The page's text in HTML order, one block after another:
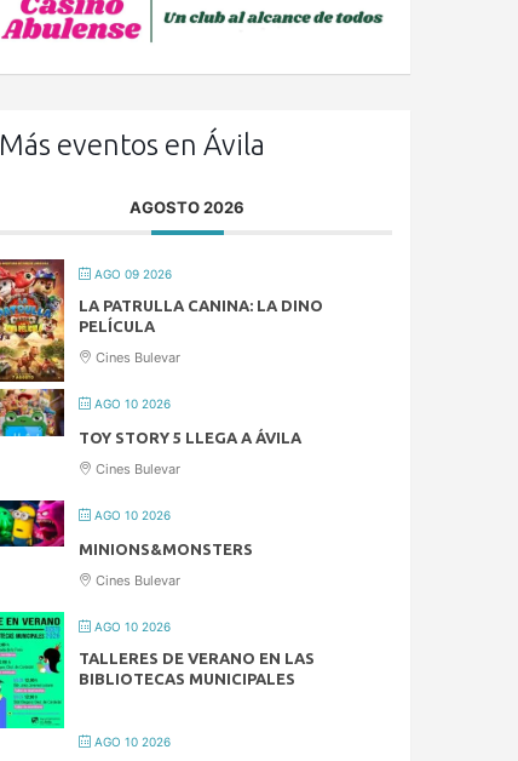
Más eventos en Ávila
AGOSTO 2026
AGO 09 2026
LA PATRULLA CANINA: LA DINO
PELÍCULA
Cines Bulevar
AGO 10 2026
TOY STORY 5 LLEGA A ÁVILA
Cines Bulevar
AGO 10 2026
MINIONS&MONSTERS
Cines Bulevar
AGO 10 2026
TALLERES DE VERANO EN LAS
BIBLIOTECAS MUNICIPALES
AGO 10 2026